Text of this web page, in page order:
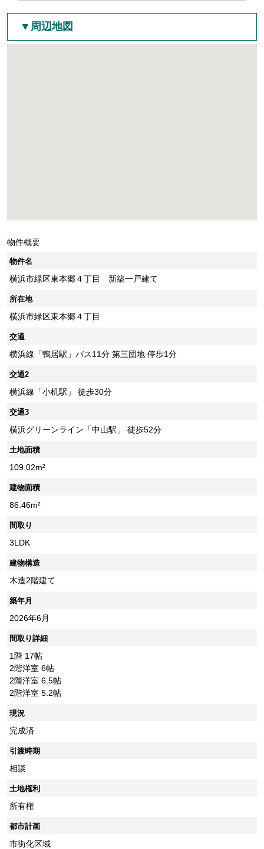
▼周辺地図
物件概要
物件名
横浜市緑区東本郷４丁目 新築一戸建て
所在地
横浜市緑区東本郷４丁目
交通
横浜線「鴨居駅」バス11分 第三団地 停歩1分
交通2
横浜線「小机駅」 徒歩30分
交通3
横浜グリーンライン「中山駅」 徒歩52分
土地面積
109.02m²
建物面積
86.46m²
間取り
3LDK
建物構造
木造2階建て
築年月
2026年6月
間取り詳細
1階 17帖
2階洋室 6帖
2階洋室 6.5帖
2階洋室 5.2帖
現況
完成済
引渡時期
相談
土地権利
所有権
都市計画
市街化区域